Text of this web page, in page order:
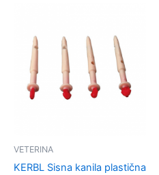
VETERINA
KERBL Sisna kanila plastična